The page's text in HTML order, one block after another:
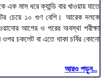
এক মাস ধরে ক্যান্ডি বার খাওয়ায় যাতে
চেয়ে ১০ গুণ বেশি। আরেক দলকে
আগের ও পরের অবস্থা পরীক্ষা
চকলেট বা এতে থাকা চর্বির কোনো
আরও পড়ুন...